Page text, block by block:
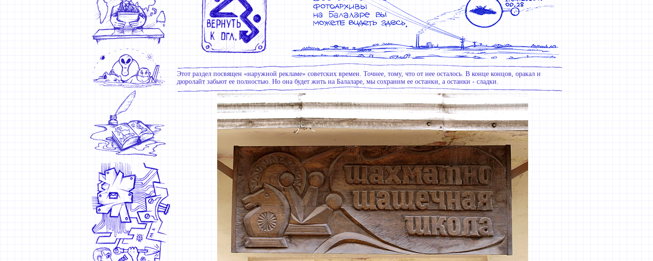
Этот раздел посвящен «наружной рекламе» советских времен. Точнее, тому, что от нее осталось. В конце концов, оракал и
дюролайт забьют ее полностью. Но она будет жить на Балаларе, мы сохраним ее останки, а останки - сладки.